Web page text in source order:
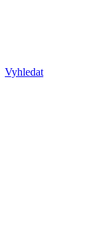
Vyhledat